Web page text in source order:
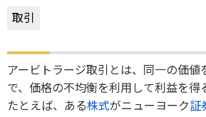
取引
アービトラージ取引とは、同一の価値
で、価格の不均衡を利用して利益を得
たとえば、ある株式がニューヨーク証